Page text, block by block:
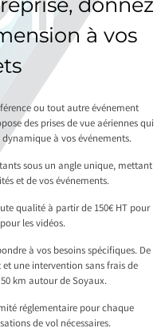
à vos
ou tout autre événement
des prises de vue aériennes qui
à vos événements.
sous un angle unique, mettant
et de vos événements.
qualité à partir de 150€ HT pour
les vidéos.
à vos besoins spécifiques. De
une intervention sans frais de
km autour de Soyaux.
réglementaire pour chaque
de vol nécessaires.